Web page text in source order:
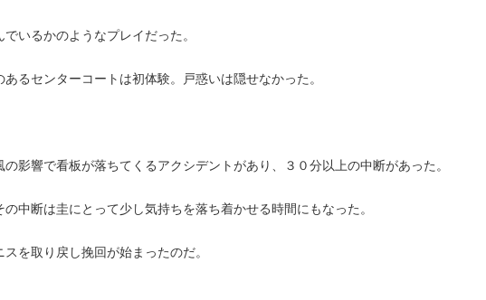
いるかのようなプレイだった。
るセンターコートは初体験。戸惑いは隠せなかった。
影響で看板が落ちてくるアクシデントがあり、３０分以上の中断があった。
中断は圭にとって少し気持ちを落ち着かせる時間にもなった。
を取り戻し挽回が始まったのだ。